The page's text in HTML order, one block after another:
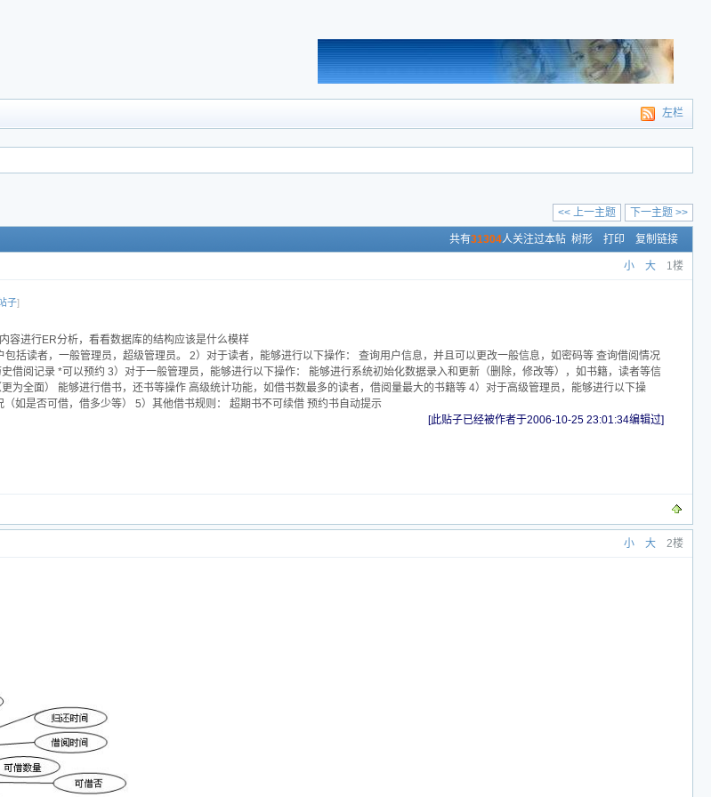
左栏
下一主题 >>
<< 上一主题
共有31304人关注过本帖 树形 打印 复制链接
小 大 1楼
子]
容进行ER分析，看看数据库的结构应该是什么模样
括读者，一般管理员，超级管理员。 2）对于读者，能够进行以下操作： 查询用户信息，并且可以更改一般信息，如密码等 查询借阅情况
借阅记录 *可以预约 3）对于一般管理员，能够进行以下操作： 能够进行系统初始化数据录入和更新（删除，修改等），如书籍，读者等信
为全面） 能够进行借书，还书等操作 高级统计功能，如借书数最多的读者，借阅量最大的书籍等 4）对于高级管理员，能够进行以下操
如是否可借，借多少等） 5）其他借书规则： 超期书不可续借 预约书自动提示
[此贴子已经被作者于2006-10-25 23:01:34编辑过]
小 大 2楼